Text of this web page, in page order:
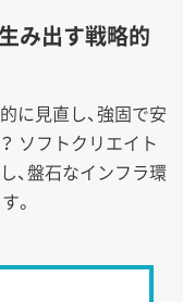
み出す戦略的
に見直し、強固で安
ソフトクリエイト
、盤石なインフラ環
。